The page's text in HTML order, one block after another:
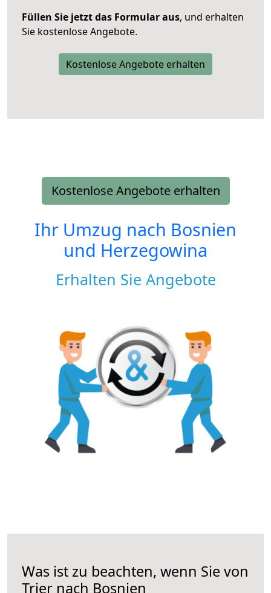
Füllen Sie jetzt das Formular aus, und erhalten
Sie kostenlose Angebote.
Kostenlose Angebote erhalten
Kostenlose Angebote erhalten
Ihr Umzug nach Bosnien
und Herzegowina
Erhalten Sie Angebote
Was ist zu beachten, wenn Sie von
Trier nach Bosnien